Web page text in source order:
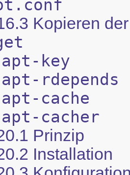
Kopieren
apt-key
apt-rdepends
apt-cache
apt-cacher
Prinzip
Installation